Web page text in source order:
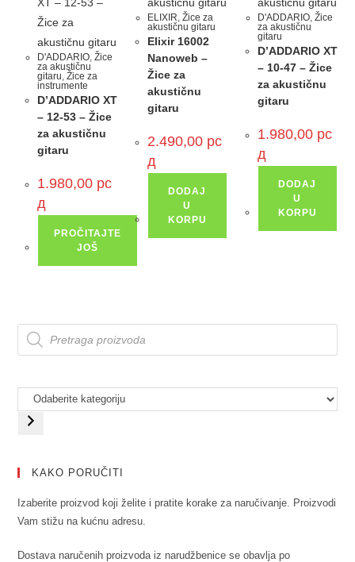
D'ADDARIO ,Žice
za akustičnu
gitaru ,Žice za
instrumente
D’ADDARIO XT
– 12-53 – Žice
za akustičnu
gitaru
1.980,00 рс
д
PROČITAJTE
JOŠ
ELIXIR Žice za
akustičnu gitaru
Elixir 16002
Nanoweb –
Žice za
akustičnu
gitaru
2.490,00 рс
д
DODAJ
U
KORPU
D'ADDARIO, Žice
za akustičnu
gitaru
D’ADDARIO XT
– 10-47 – Žice
za akustičnu
gitaru
1.980,00 рс
д
DODAJ
U
KORPU
KAKO PORUČITI
Izaberite proizvod koji želite i pratite korake za naručivanje. Proizvodi
Vam stižu na kućnu adresu.
Dostava naručenih proizvoda iz narudžbenice se obavlja po